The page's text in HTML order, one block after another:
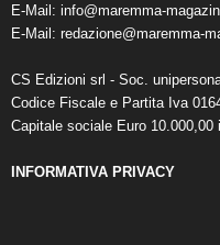
E-Mail: info@maremma-
E-Mail: redazione@maremma-
CS Edizioni srl - Soc.
Codice Fiscale e Partita Iva
Capitale sociale Euro 10.000,00
INFORMATIVA PRIVACY